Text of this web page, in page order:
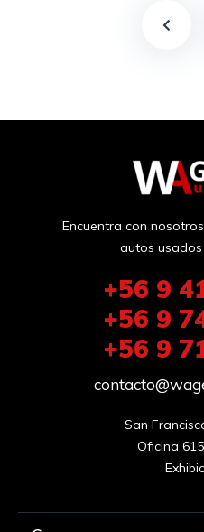
Encuentra con
autos
+56 9
+56 9
+56 9
San
Oficina